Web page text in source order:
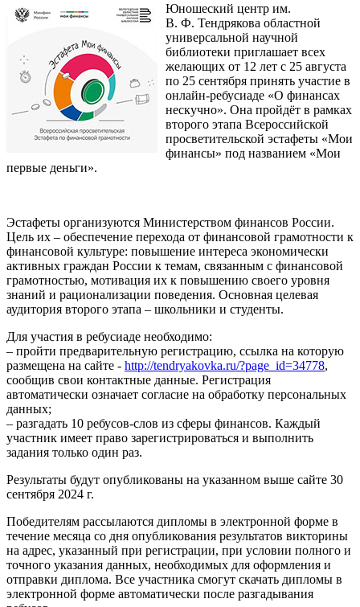
Юношеский центр им.
В. Ф. Тендрякова областной
универсальной научной
библиотеки приглашает всех
желающих от 12 лет с 25 августа
по 25 сентября принять участие в
онлайн-ребусиаде «О финансах
нескучно». Она пройдёт в рамках
второго этапа Всероссийской
просветительской эстафеты «Мои
финансы» под названием «Мои
первые деньги».
Эстафеты организуются Министерством финансов России.
Цель их – обеспечение перехода от финансовой грамотности к
финансовой культуре: повышение интереса экономически
активных граждан России к темам, связанным с финансовой
грамотностью, мотивация их к повышению своего уровня
знаний и рационализации поведения. Основная целевая
аудитория второго этапа – школьники и студенты.
Для участия в ребусиаде необходимо:
– пройти предварительную регистрацию, ссылка на которую
размещена на сайте - http://tendryakovka.ru/?page_id=34778,
сообщив свои контактные данные. Регистрация
автоматически означает согласие на обработку персональных
данных;
– разгадать 10 ребусов-слов из сферы финансов. Каждый
участник имеет право зарегистрироваться и выполнить
задания только один раз.
Результаты будут опубликованы на указанном выше сайте 30
сентября 2024 г.
Победителям рассылаются дипломы в электронной форме в
течение месяца со дня опубликования результатов викторины
на адрес, указанный при регистрации, при условии полного и
точного указания данных, необходимых для оформления и
отправки диплома. Все участника смогут скачать дипломы в
электронной форме автоматически после разгадывания